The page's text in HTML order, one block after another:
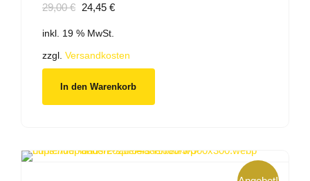
29,00€ Ursprünglicher
war:
29,00 €
24,45 €Aktueller
24,45 €.
inkl. 19 % MwSt.
zzgl. Versandkosten
In den Warenkorb